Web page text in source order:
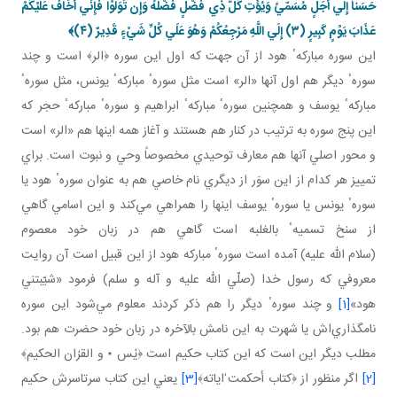
حَسَناً إِلَي أَجَلٍ مُسَمّيً وَيُؤْتِ كُلَّ ذِي فَضْلٍ فَضْلَهُ وَإِن تَوَلَّوْا فَإِنِّي أَخَافُ عَلَيْكُمْ
عَذَابَ يَوْمٍ كَبِيرٍ (۳) إِلَي اللَّهِ مَرْجِعُكُمْ وَهُوَ عَلَي كُلِّ شَيْ‏ءٍ قَدِيرٌ (٤)﴾
اين سوره مباركهٴ هود از آن جهت كه اول اين سوره ﴿الر﴾ است و چند
سورهٴ ديگر هم اول آنها «الر» است مثل سورهٴ مباركهٴ يونس، مثل سورهٴ
مباركهٴ يوسف و همچنين سورهٴ مباركهٴ ابراهيم و سورهٴ مباركهٴ حجر كه
اين پنج سوره به ترتيب در كنار هم هستند و آغاز همه اينها هم «الر» است
و محور اصلي آنها هم معارف توحيدي مخصوصاً وحي و نبوت است. براي
تمييز هر كدام از اين سوَر از ديگري نام خاصي هم به عنوان سورهٴ هود يا
سورهٴ يونس يا سورهٴ يوسف اينها را همراهي مي‌كند و اين اسامي گاهي
از سنخ تسميهٴ بالغلبه است گاهي هم در زبان خود معصوم
(سلام الله عليه) آمده است سورهٴ مباركه هود از اين قبيل است آن روايت
معروفي كه رسول خدا (صلّي الله عليه و آله و سلم) فرمود «شيّبتني
هود»[1]
و چند سورهٴ ديگر را هم ذكر كردند معلوم مي‌شود اين سوره
نامگذاري‌اش يا شهرت به اين نامش بالآخره در زبان خود حضرت هم بود.
مطلب ديگر اين است كه اين كتاب حكيم است ﴿يٰس ٭ و القرٰان الحكيم﴾
[2] اگر منظور از ﴿كتاب أحكمت ٰاياته﴾[3]
يعني اين كتاب سرتاسرش حكيم